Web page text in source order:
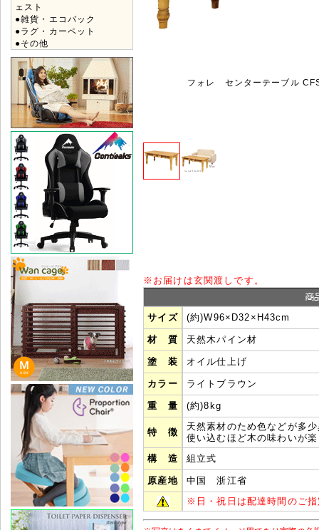
ェスト
●雑貨・エコバック
●ラグ・カーペット
●その他
フォレ センターテーブル
※ お届けは玄関渡しです。
サイズ (約)W96×D32 ×H43cm
材 質 天然木パイン材
塗 装 オイル仕上げ
カラー ライトブラウン
重 量 (約)8kg
特 徴
天然素材のため色などが多
使い込むほど木の味わいが
構 造
組立式
原産地
中国 浙江省
※ 日・祝日は配達時間のご